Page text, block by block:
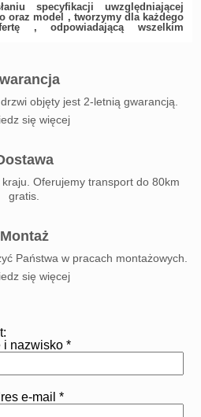
specyfikacji uwzględniającej
oraz model , tworzymy dla każdego
, odpowiadającą wszelkim
objęty jest 2-letnią gwarancją.
się więcej
kraju. Oferujemy transport do 80km
gratis.
Montaż
Państwa w pracach montażowych.
się więcej
i nazwisko *
e-mail *